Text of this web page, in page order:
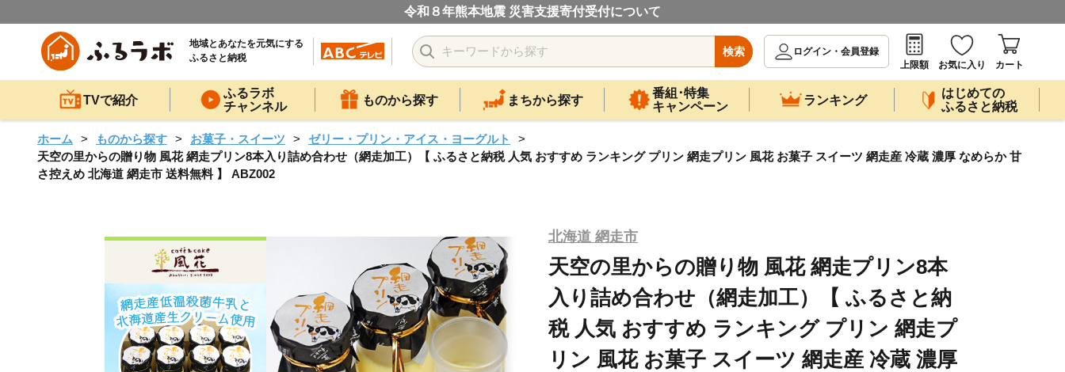
令和８年熊本地震 災害支援寄付受付について
地域とあなたを元気にする
ふるさと納税
検索
ログイン・会員登録
上限額
お気に入り カート
TVで紹介
ふるラボ
チャンネル
ものから探す まちから探す
番組･特集
キャンペーン
ランキング
はじめての
ふるさと納税
ホーム ものから探す お菓子・スイーツ
ゼリー・プリン・アイス・ヨーグルト
天空の里からの贈り物 風花 網走プリン8本入り詰め合わせ（網走加工）【 ふるさと納税 人気 おすすめ ランキング プリン 網走プリン 風花 お菓子 スイーツ 網走産 冷蔵 濃厚 なめらか 甘
さ控えめ 北海道 網走市 送料無料 】 ABZ002
北海道 網走市
天空の里からの贈り物 風花 網走プリン8本
入り詰め合わせ（網走加工）【 ふるさと納
税 人気 おすすめ ランキング プリン 網走プ
リン 風花 お菓子 スイーツ 網走産 冷蔵 濃厚